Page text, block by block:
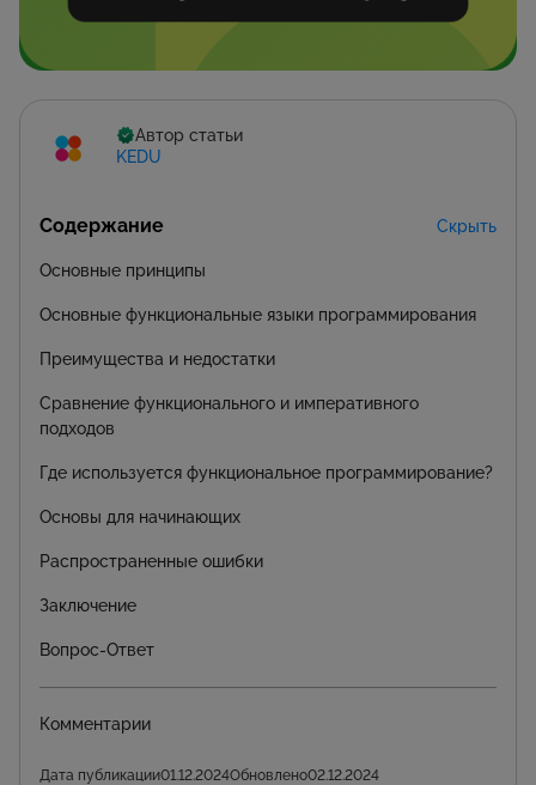
Автор статьи
KEDU
Содержание Скрыть
Основные принципы
Основные функциональные языки программирования
Преимущества и недостатки
Сравнение функционального и императивного
подходов
Где используется функциональное программирование?
Основы для начинающих
Распространенные ошибки
Заключение
Вопрос-Ответ
Комментарии
Дата публикации01.12.2024Обновлено02.12.2024